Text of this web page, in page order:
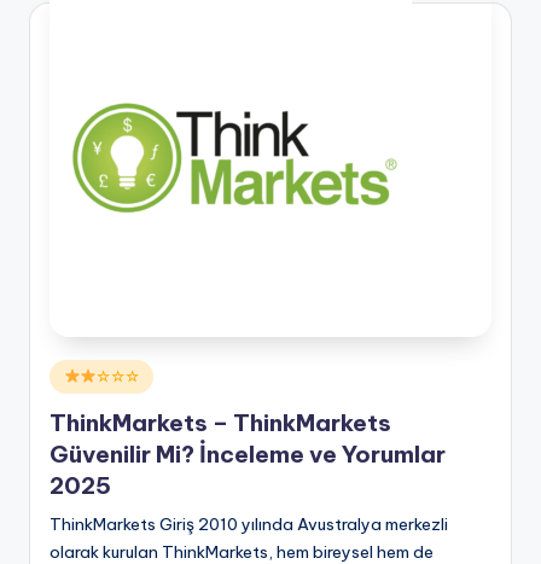
Posted
in
☆☆☆
ThinkMarkets – ThinkMarkets
Güvenilir Mi? İnceleme ve Yorumlar
2025
ThinkMarkets Giriş 2010 yılında Avustralya merkezli
olarak kurulan ThinkMarkets, hem bireysel hem de